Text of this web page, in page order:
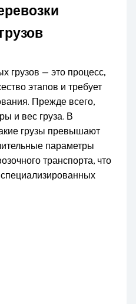
грузов — это процесс,
этапов и требует
Прежде всего,
и вес груза. В
грузы превышают
параметры
транспорта, что